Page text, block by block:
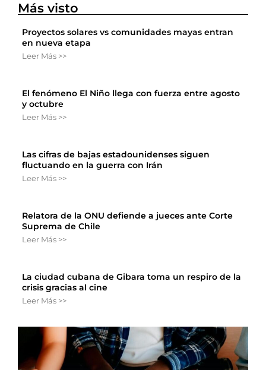
Más visto
Proyectos solares vs comunidades mayas entran
en nueva etapa
Leer Más >>
El fenómeno El Niño llega con fuerza entre agosto
y octubre
Leer Más >>
Las cifras de bajas estadounidenses siguen
fluctuando en la guerra con Irán
Leer Más >>
Relatora de la ONU defiende a jueces ante Corte
Suprema de Chile
Leer Más >>
La ciudad cubana de Gibara toma un respiro de la
crisis gracias al cine
Leer Más >>